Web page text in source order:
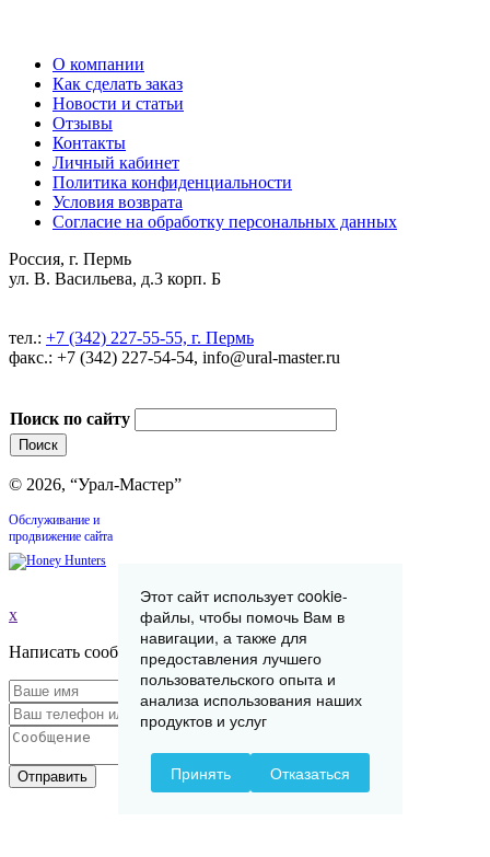
О компании
Как сделать заказ
Новости и статьи
Отзывы
Контакты
Личный кабинет
Политика конфиденциальности
Условия возврата
Согласие на обработку персональных данных
Россия, г. Пермь
ул. В. Васильева, д.3 корп. Б
тел.: +7 (342) 227-55-55, г. Пермь
факс.: +7 (342) 227-54-54, info@ural-master.ru
Поиск по сайту
© 2026, “Урал-Мастер”
Обслуживание и
продвижение сайта
x
Написать сообщение
Отправить
Этот сайт использует cookie-
файлы, чтобы помочь Вам в
навигации, а также для
предоставления лучшего
пользовательского опыта и
анализа использования наших
продуктов и услуг
Принять Отказаться